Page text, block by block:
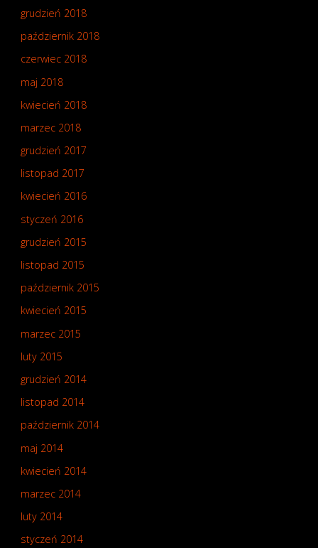
grudzień 2018
październik 2018
czerwiec 2018
maj 2018
kwiecień 2018
marzec 2018
grudzień 2017
listopad 2017
kwiecień 2016
styczeń 2016
grudzień 2015
listopad 2015
październik 2015
kwiecień 2015
marzec 2015
luty 2015
grudzień 2014
listopad 2014
październik 2014
maj 2014
kwiecień 2014
marzec 2014
luty 2014
styczeń 2014